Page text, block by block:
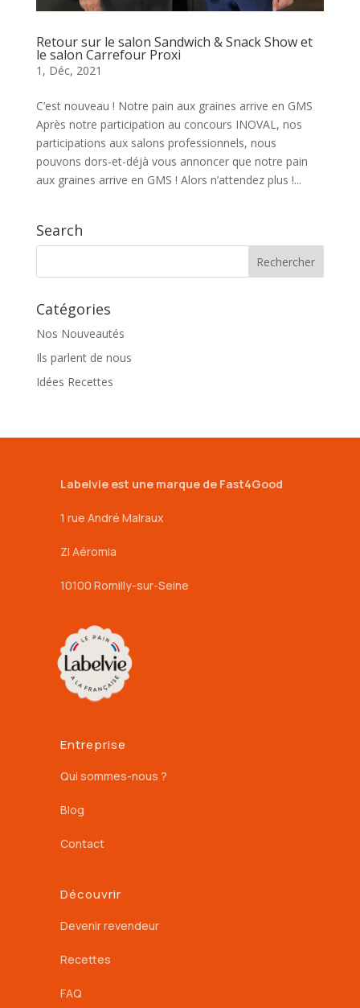
Retour sur le salon Sandwich & Snack Show et
le salon Carrefour Proxi
1, Déc, 2021
C’est nouveau ! Notre pain aux graines arrive en GMS
Après notre participation au concours INOVAL, nos
participations aux salons professionnels, nous
pouvons dors-et-déjà vous annoncer que notre pain
aux graines arrive en GMS ! Alors n’attendez plus !...
Search
Catégories
Nos Nouveautés
Ils parlent de nous
Idées Recettes
Labelvie est une marque de Fast4Good
1 rue André Malraux
ZI Aéromia
10100 Romilly-sur-Seine
Entreprise
Qui sommes-nous ?
Blog
Contact
Découvrir
Devenir revendeur
Recettes
FAQ